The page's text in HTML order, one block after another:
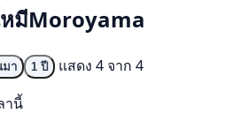
มีMoroyama
มา 1 ปี
แสดง 4 จาก 4
านี้